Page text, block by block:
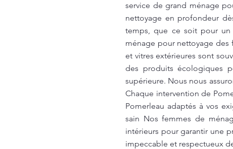
service de grand ménage
nettoyage en profondeur
temps, que ce soit pour un
ménage pour nettoyage des
et vitres extérieures sont
des produits écologiques
supérieure. Nous nous
Chaque intervention de
Pomerleau adaptés à vos
sain Nos femmes de
intérieurs pour garantir une
impeccable et respectueux